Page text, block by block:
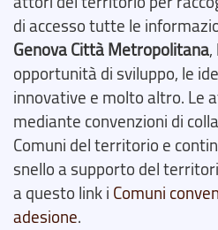
di accesso tutte le
Genova Città Metropolitana,
opportunità di sviluppo, le
innovative e molto altro. Le
mediante convenzioni di
Comuni del territorio e
snello a supporto del
a questo link i Comuni
adesione.